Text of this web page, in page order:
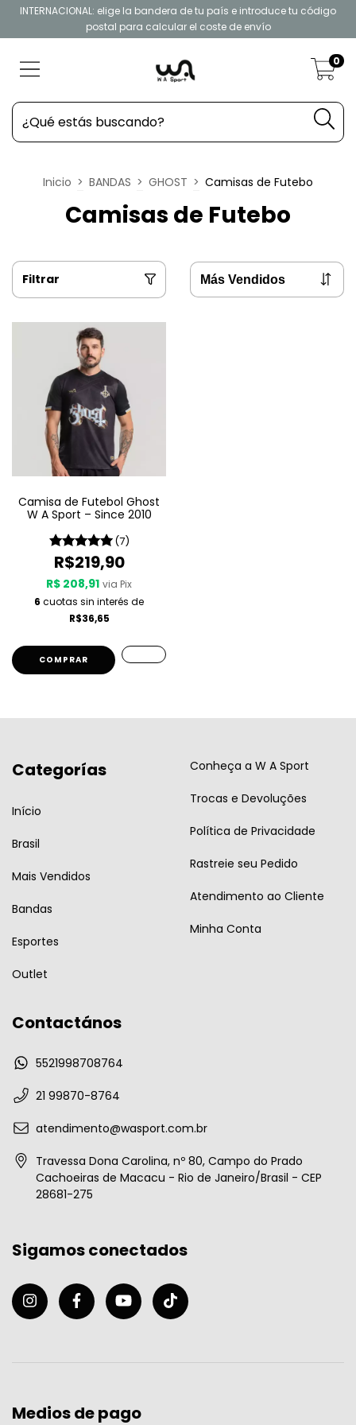
INTERNACIONAL: elige la bandera de tu país e introduce tu código
postal para calcular el coste de envío
0
Inicio > BANDAS > GHOST > Camisas de Futebo
Camisas de Futebo
Filtrar
Camisa de Futebol Ghost
W A Sport – Since 2010
(7)
R$219,90
R$ 208,91 via Pix
6 cuotas sin interés de
R$36,65
COMPRAR
Categorías
Início
Brasil
Mais Vendidos
Bandas
Esportes
Outlet
Conheça a W A Sport
Trocas e Devoluções
Política de Privacidade
Rastreie seu Pedido
Atendimento ao Cliente
Minha Conta
Contactános
5521998708764
21 99870-8764
atendimento@wasport.com.br
Travessa Dona Carolina, nº 80, Campo do Prado
Cachoeiras de Macacu - Rio de Janeiro/Brasil - CEP
28681-275
Sigamos conectados
Medios de pago